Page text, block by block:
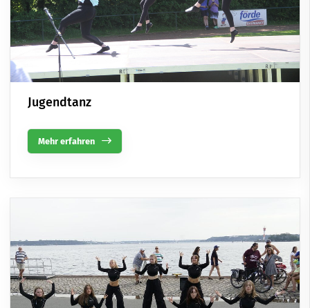
Jugendtanz
Mehr erfahren